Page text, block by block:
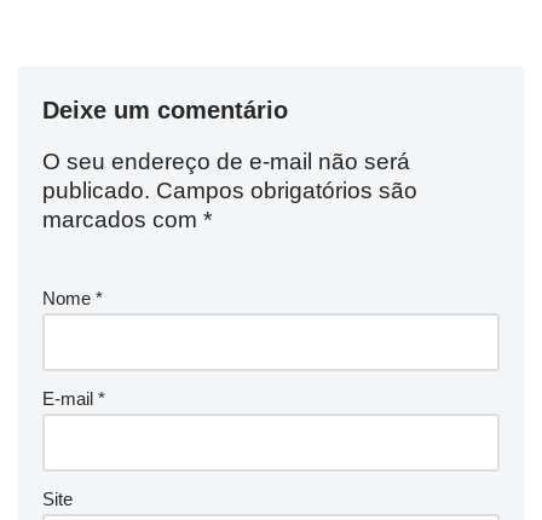
Deixe um comentário
O seu endereço de e-mail não será
publicado. Campos obrigatórios são
marcados com *
Nome *
E-mail *
Site